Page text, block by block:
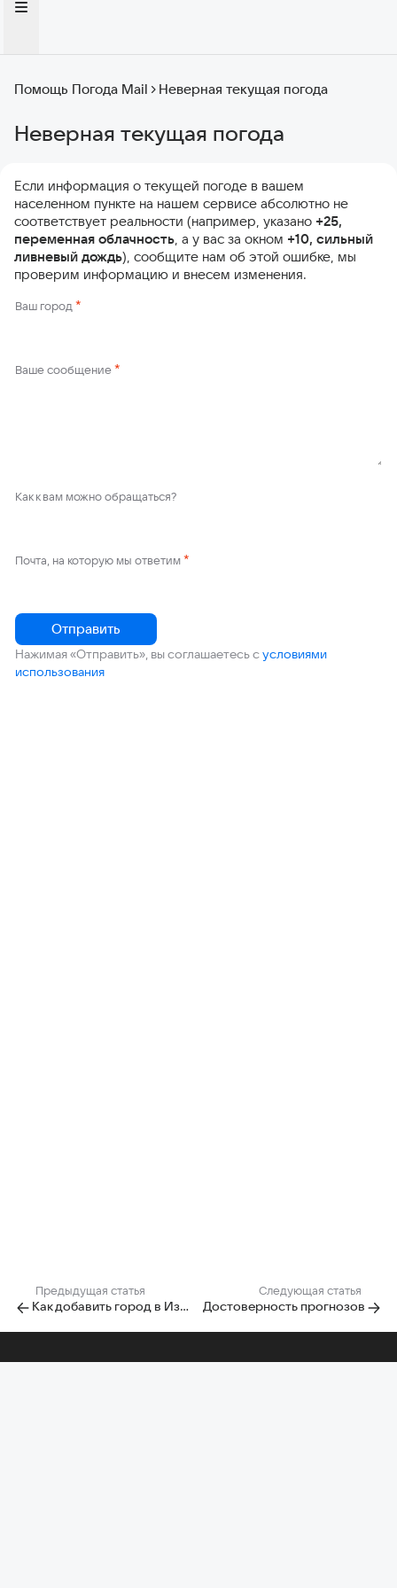
Помощь Погода Mail Неверная текущая погода
Неверная текущая погода
Если информация о текущей погоде в вашем
населенном пункте на нашем сервисе абсолютно не
соответствует реальности (например, указано +25,
переменная облачность, а у вас за окном +10, сильный
ливневый дождь), сообщите нам об этой ошибке, мы
проверим информацию и внесем изменения.
Ваш город *
Ваше сообщение*
Как к вам можно обращаться?
Почта, на которую мы ответим*
Отправить
Нажимая «Отправить», вы соглашаетесь сусловиями
использования
Предыдущая статья
Как добавить город в Избранное
Следующая статья
Достоверность прогнозов
Помощь по другим проектам